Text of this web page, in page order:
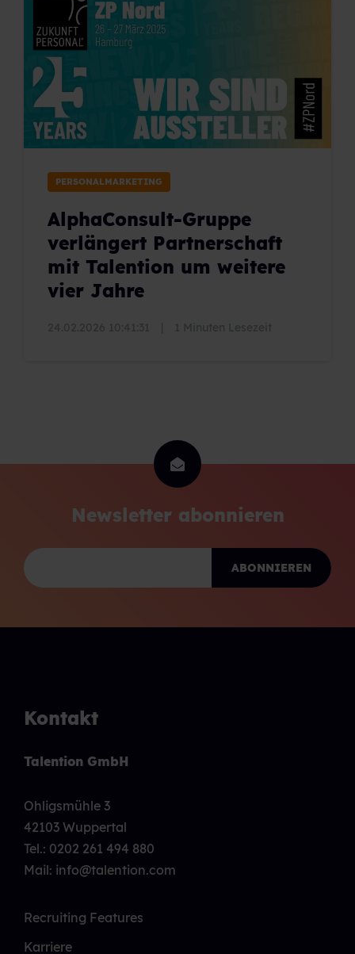
PERSONALMARKETING
AlphaConsult-Gruppe
verlängert Partnerschaft
mit Talention um weitere
vier Jahre
Newsletter abonnieren
Kontakt
Talention GmbH
Ohligsmühle 3
42103 Wuppertal
Tel.: 0202 261 494 880
Mail: info@talention.com
Recruiting Features
Karriere